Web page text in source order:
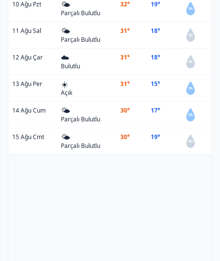
10 Ağu Pzt 🌤️
Parçalı Bulutlu
32° 19°
3%
11 Ağu Sal 🌤️
Parçalı Bulutlu
31° 18°
0%
12 Ağu Çar ☁️
Bulutlu
31° 18°
0%
13 Ağu Per ☀️
Açık
31° 15°
2%
14 Ağu Cum 🌤️
Parçalı Bulutlu
30° 17°
2%
15 Ağu Cmt 🌤️
Parçalı Bulutlu
30° 19°
0%